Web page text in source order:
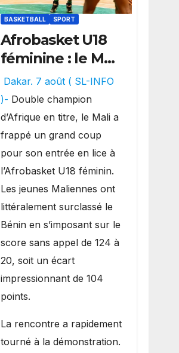
BASKETBALL SPORT
Afrobasket U18
féminine : le Mali
réalise un
véritable festival
offensif et
inflige une
lourde défaite
au Bénin.
Dakar. 7 août ( SL-INFO
)- Double champion
d’Afrique en titre, le Mali a
frappé un grand coup
pour son entrée en lice à
l’Afrobasket U18 féminin.
Les jeunes Maliennes ont
littéralement surclassé le
Bénin en s’imposant sur le
score sans appel de 124 à
20, soit un écart
impressionnant de 104
points.
La rencontre a rapidement
tourné à la démonstration.